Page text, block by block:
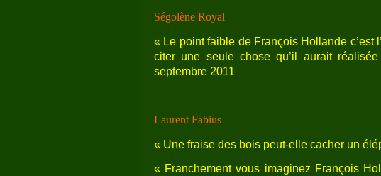
Ségolène Royal
« Le point faible de François Hollande c’est
citer une seule chose qu’il aurait
septembre 2011
Laurent Fabius
« Une fraise des bois peut-elle cacher un
« Franchement vous imaginez François